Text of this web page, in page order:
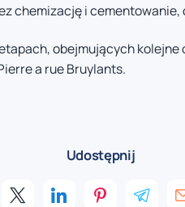
chemizację i cementowanie,
obejmujących kolejne
a rue Bruylants.
Udostępnij